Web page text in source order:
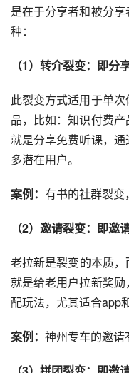
是在于分享者和被分
种：
（1）转介裂变：即分
此裂变方式适用于单
品，比如：知识付费产
就是分享免费听课，
多潜在用户。
案例： 有书的社群裂变，
（2）邀请裂变：即
老拉新是裂变的本质
就是给老用户拉新奖
配玩法，尤其适合app
案例： 神州专车的邀请